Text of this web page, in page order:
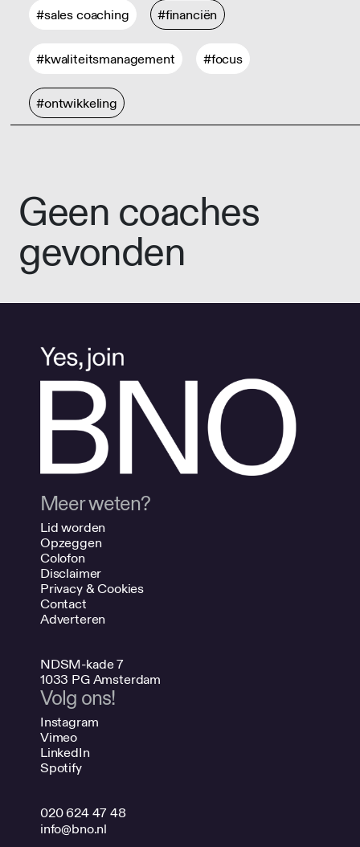
#sales coaching #financiën
#kwaliteitsmanagement #focus
#ontwikkeling
Geen coaches
gevonden
Meer weten?
Lid worden
Opzeggen
Colofon
Disclaimer
Privacy & Cookies
Contact
Adverteren
NDSM-kade 7
1033 PG Amsterdam
Volg ons!
Instagram
Vimeo
LinkedIn
Spotify
020 624 47 48
info@bno.nl